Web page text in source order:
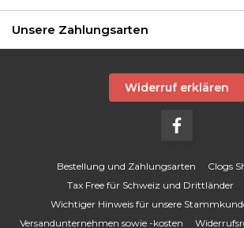
Unsere Zahlungsarten
Widerruf erklären
Bestellung und Zahlungsarten
Clogs
Tax Free für Schweiz und Drittländer
Wichtiger Hinweis für unsere
Versandunternehmen sowie -kosten